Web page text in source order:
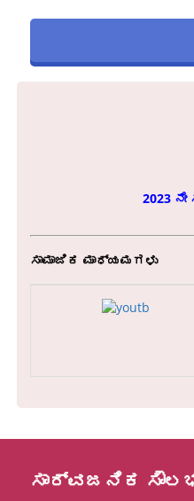
2023
ಸಾಮಾಜಿಕ ಮಾಧ್ಯಮಗಳು
ಸಾರ್ವಜನಿಕ